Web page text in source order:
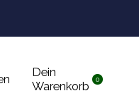
Dein
Warenkorb
0items